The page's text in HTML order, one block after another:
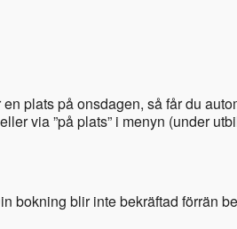
plats på onsdagen, så får du
via ”på plats” i menyn (under
bokning blir inte bekräftad förrän